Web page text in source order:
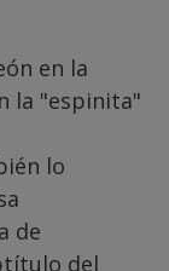
en la
la "espinita"
lo
de
del